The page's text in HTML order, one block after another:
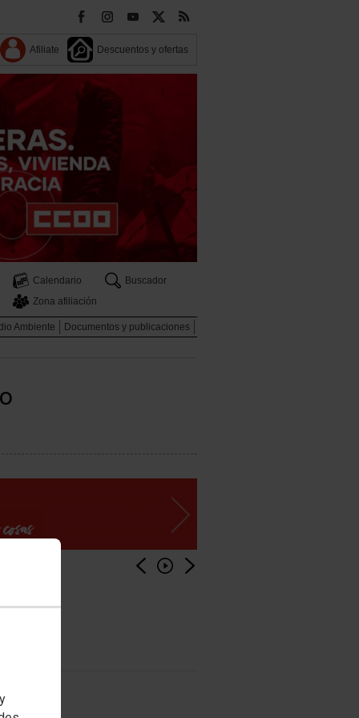
Afiliate Descuentos y ofertas
Calendario
Buscador
Zona afiliación
Ambiente Documentos y publicaciones